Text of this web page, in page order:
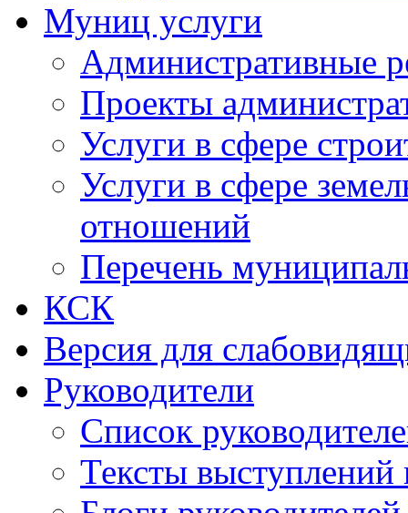
Муниц услуги
Административные
Проекты
Услуги в сфере
Услуги в сфере
отношений
Перечень
КСК
Версия для
Руководители
Список
Тексты выступлений